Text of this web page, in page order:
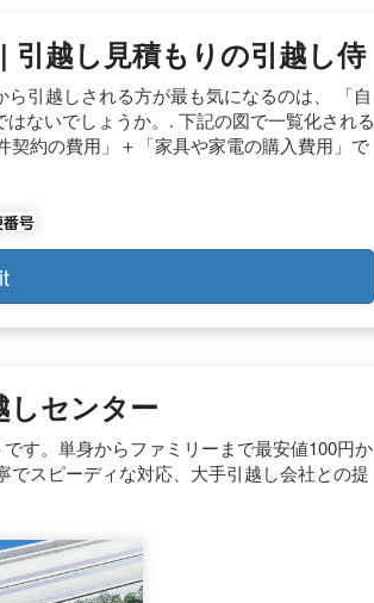
引越し見積もりの引越し侍
引越しされる方が最も気になるのは、 「自
ないでしょうか。. 下記の図で一覧化される
契約の費用」＋「家具や家電の購入費用」で
しセンター
す。単身からファミリーまで最安値100円か
スピーディな対応、大手引越し会社との提